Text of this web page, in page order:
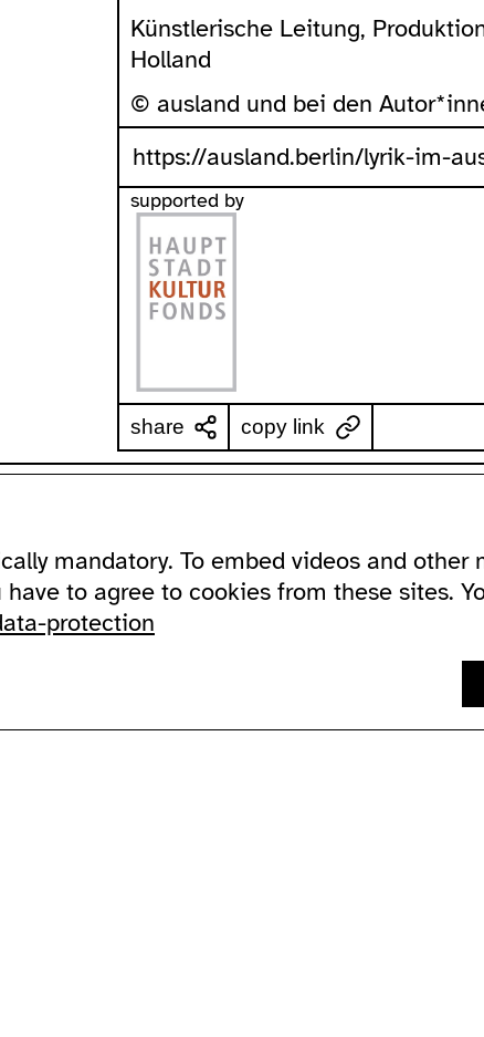
Künstlerische Leitung,
Holland
© ausland und bei den
https://ausland.berlin/lyrik-im-
supported by
share copy link
address
contact
newsletter
supported by
Lychener Str. 60
10437 Berlin
mandatory. To embed videos and other
to agree to cookies from these sites.
protection